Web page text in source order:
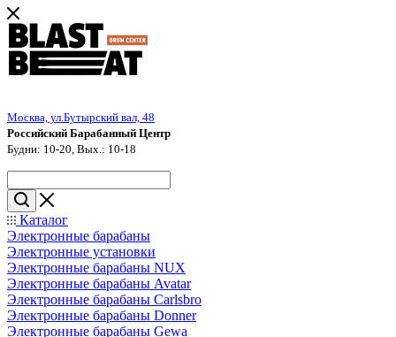
Москва, ул.Бутырский вал, 48
Российский Барабанный Центр
Будни: 10-20, Вых.: 10-18
Каталог
Электронные барабаны
Электронные установки
Электронные барабаны NUX
Электронные барабаны Avatar
Электронные барабаны Carlsbro
Электронные барабаны Donner
Электронные барабаны Gewa